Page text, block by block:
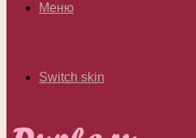
Меню
Switch skin